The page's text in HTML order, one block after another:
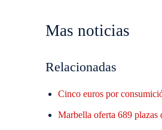
Mas noticias
Relacionadas
Cinco euros por
Marbella oferta 689 plazas